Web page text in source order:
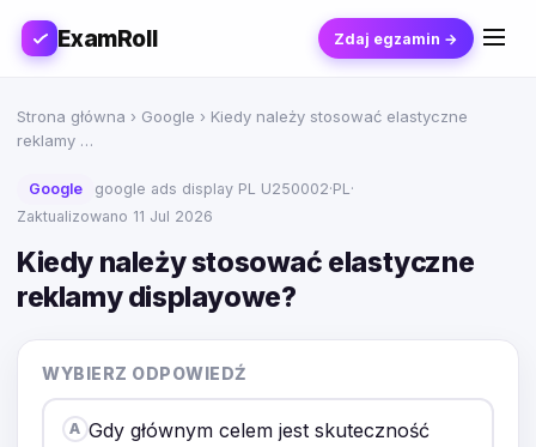
ExamRoll Zdaj egzamin →
Strona główna › Google › Kiedy należy stosować elastyczne
reklamy …
Google google ads display PL U250002·PL·
Zaktualizowano 11 Jul 2026
Kiedy należy stosować elastyczne
reklamy displayowe?
WYBIERZ ODPOWIEDŹ
A Gdy głównym celem jest skuteczność